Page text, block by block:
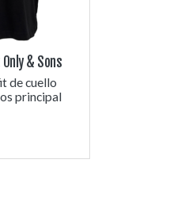
& Sons
de cuello
principal